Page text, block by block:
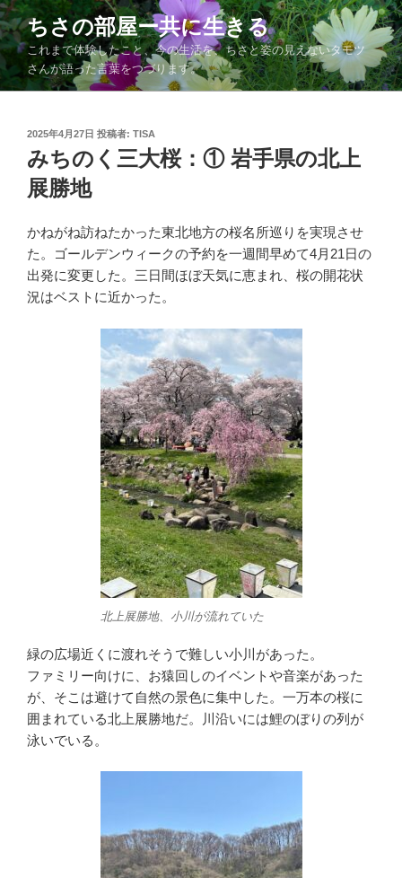
コ
ン
テ
ン
ツ
ちさの部屋ー共に生きる
これまで体験したこと、今の生活を、ちさと姿の見えないタモツ
さんが語った言葉をつづります。
投
稿
日:
2025年4月27日 投稿者: TISA
みちのく三大桜：① 岩手県の北上
展勝地
かねがね訪ねたかった東北地方の桜名所巡りを実現させ
た。ゴールデンウィークの予約を一週間早めて4月21日の
出発に変更した。三日間ほぼ天気に恵まれ、桜の開花状
況はベストに近かった。
北上展勝地、小川が流れていた
緑の広場近くに渡れそうで難しい小川があった。
ファミリー向けに、お猿回しのイベントや音楽があった
が、そこは避けて自然の景色に集中した。一万本の桜に
囲まれている北上展勝地だ。川沿いには鯉のぼりの列が
泳いでいる。